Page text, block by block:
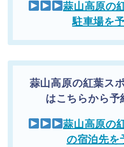
蒜山高原の
駐車場を
蒜山高原の紅葉ス
はこちらから予
蒜山高原の
の宿泊先を